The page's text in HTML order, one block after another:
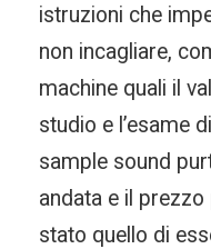
istruzioni che
non incagliare,
machine quali il
studio e l’esame
sample sound
andata e il
stato quello di